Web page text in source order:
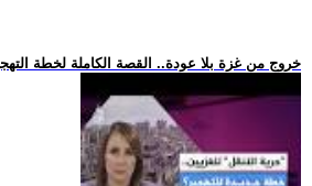
.. خروج من غزة بلا عودة.. القصة الكاملة لخطة